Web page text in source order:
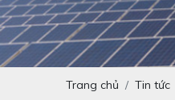
Trang chủ Tin tức